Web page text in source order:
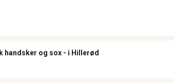
handsker og sox - i Hillerød